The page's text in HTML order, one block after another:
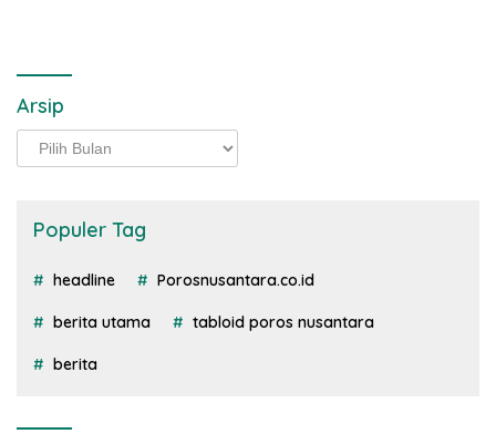
Arsip
Arsip
Populer Tag
headline Porosnusantara.co.id
berita utama tabloid poros nusantara
berita